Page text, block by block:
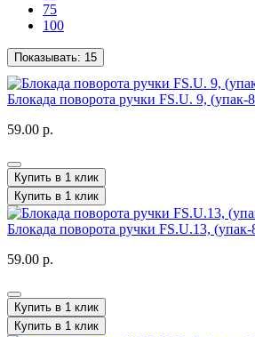
75
100
Показывать: 15
Блокада поворота ручки FS.U. 9, (упак-
59.00 р.
Купить в 1 клик
Купить в 1 клик
Блокада поворота ручки FS.U.13,
59.00 р.
Купить в 1 клик
Купить в 1 клик